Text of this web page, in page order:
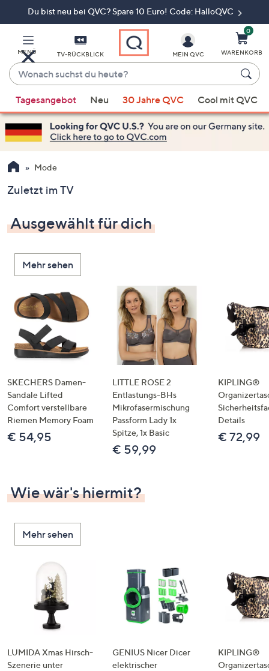
Du bist neu bei QVC? Spare 10 Euro! Code: HalloQVC
MENÜ TV-RÜCKBLICK
Wonach
suchst
du
heute?
Vorschläge
verfügbar
sind,
verwenden
Sie
Pfeiltasten
oben
und
nach
unten
oder
wischen
Sie
Touch-
Geräten
links
bzw.
rechts,
um
diese
MEIN QVC
0
WARENKORB
Tagesangebot Neu 30 Jahre QVC Cool mit QVC
Mode
Zuletzt im TV
Ausgewählt für dich
Mehr sehen
SKECHERS Damen-
Sandale Lifted
Comfort verstellbare
Riemen Memory Foam
€ 54,95
LITTLE ROSE 2
Entlastungs-BHs
Mikrofasermischung
Passform Lady 1x
Spitze, 1x Basic
€ 59,99
KIPLING®
Details
€ 72,99
Wie wär's hiermit?
Mehr sehen
LUMIDA Xmas Hirsch-
Szenerie unter
GENIUS Nicer Dicer
elektrischer
KIPLING®